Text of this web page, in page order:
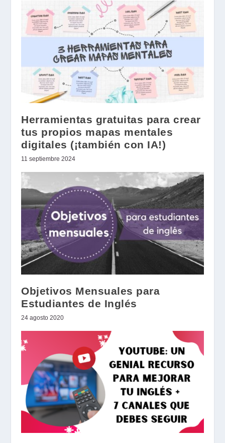
Herramientas gratuitas para crear
tus propios mapas mentales
digitales (¡también con IA!)
11 septiembre 2024
Objetivos Mensuales para
Estudiantes de Inglés
24 agosto 2020